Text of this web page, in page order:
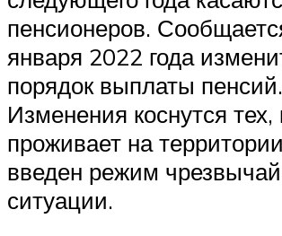
пенсионеров.
января 2022 года
порядок выплаты пенсий.
Изменения коснутся тех,
проживает на
введен режим
ситуации.